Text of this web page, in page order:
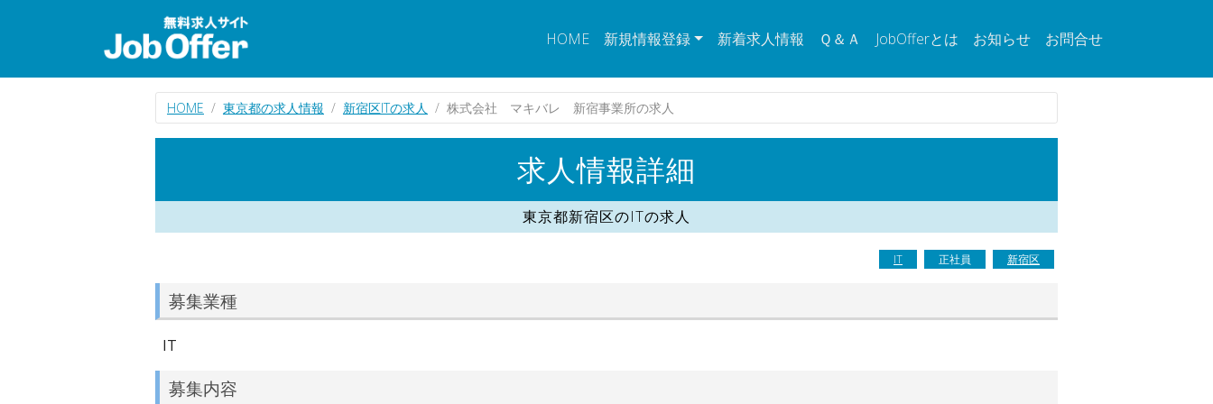
HOME 新規情報登録 新着求人情報 Ｑ＆Ａ JobOfferとは お知らせ お問合せ
HOME 東京都の求人情報 新宿区ITの求人 株式会社 マキバレ 新宿事業所の求人
求人情報詳細
東京都新宿区のITの求人
IT 正社員 新宿区
募集業種
IT
募集内容